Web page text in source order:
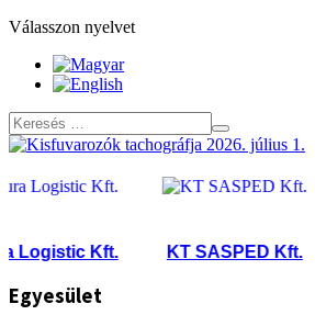
Válasszon nyelvet
Kft. KT SASPED Kft.
Egyesület